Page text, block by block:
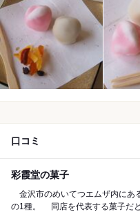
口コミ
彩霞堂の菓子
金沢市のめいてつエムザ内にある和菓子屋。 千
の1種。 同店を代表する菓子だという。 国産オニクルミを秘伝のす